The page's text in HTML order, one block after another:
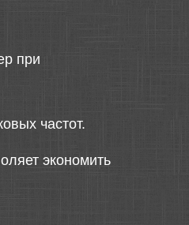
при
частот.
экономить